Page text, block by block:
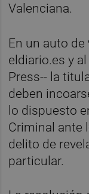
Valenciana.
En un auto
eldiario.es y
Press-- la
deben
lo dispuesto
Criminal ante
delito de
particular.